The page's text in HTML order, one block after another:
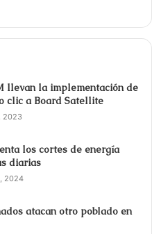
llevan la implementación de
clic a Board Satellite
2023
los cortes de energía
diarias
2024
atacan otro poblado en